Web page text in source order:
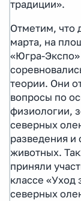
традиции».
Отметим, что
марта, на
«Югра-
теории. Они
вопросы по
физиологии,
северных
разведения и
животных.
приняли
классе «Уход
северных